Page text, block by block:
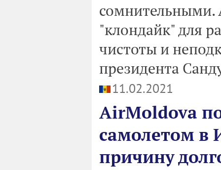
сомнительными.
"клондайк" для
чистоты и
президента
11.02.2021
AirMoldova
самолетом в
причину